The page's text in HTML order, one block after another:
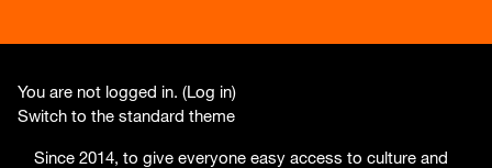
You are not logged in. (Log in)
Switch to the standard theme
Since 2014, to give everyone easy access to culture and